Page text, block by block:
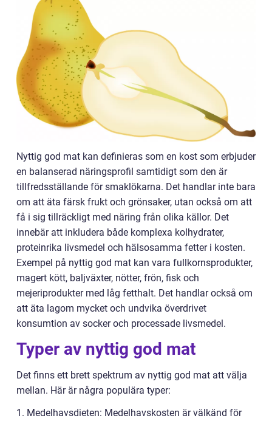
Nyttig god mat kan definieras som en kost som erbjuder
en balanserad näringsprofil samtidigt som den är
tillfredsställande för smaklökarna. Det handlar inte bara
om att äta färsk frukt och grönsaker, utan också om att
få i sig tillräckligt med näring från olika källor. Det
innebär att inkludera både komplexa kolhydrater,
proteinrika livsmedel och hälsosamma fetter i kosten.
Exempel på nyttig god mat kan vara fullkornsprodukter,
magert kött, baljväxter, nötter, frön, fisk och
mejeriprodukter med låg fetthalt. Det handlar också om
att äta lagom mycket och undvika överdrivet
konsumtion av socker och processade livsmedel.
Typer av nyttig god mat
Det finns ett brett spektrum av nyttig god mat att välja
mellan. Här är några populära typer:
1. Medelhavsdieten: Medelhavskosten är välkänd för